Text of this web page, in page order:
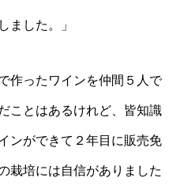
ました。」
作ったワインを仲間５人で
ことはあるけれど、皆知識
ンができて２年目に販売免
栽培には自信がありました